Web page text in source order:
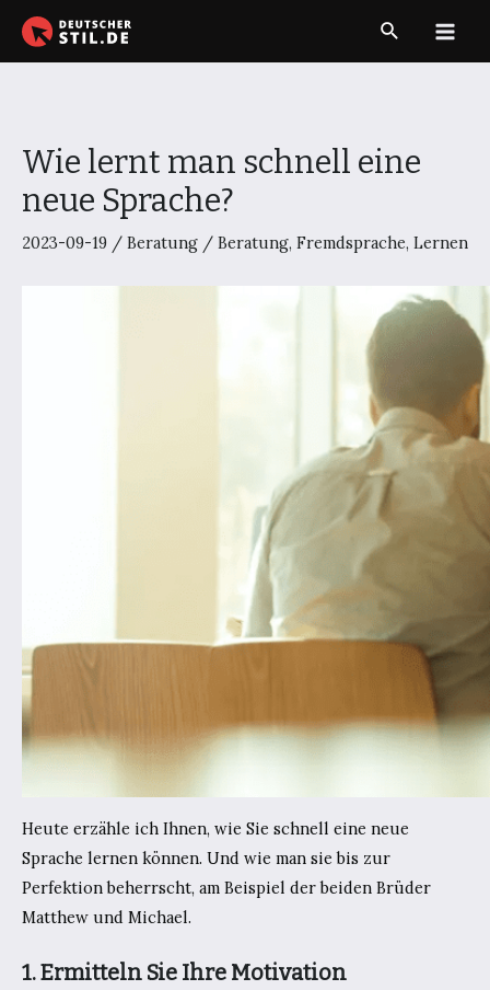
Zum
Inhalt
Suche
Wie lernt man schnell eine
neue Sprache?
2023-09-19 / Beratung / Beratung, Fremdsprache, Lernen
Heute erzähle ich Ihnen, wie Sie schnell eine neue
Sprache lernen können. Und wie man sie bis zur
Perfektion beherrscht, am Beispiel der beiden Brüder
Matthew und Michael.
1. Ermitteln Sie Ihre Motivation